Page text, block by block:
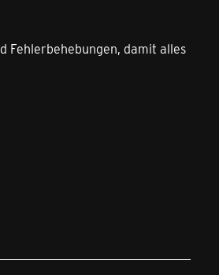
Fehlerbehebungen, damit alles